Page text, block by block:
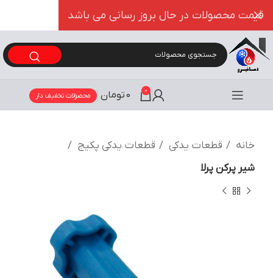
0
0تومان محصولات تخفیف دار
خانه قطعات یدکی
قطعات یدکی پکیج
شیر پرکن پرلا
قیمت محصولات در حال بروز رسانی می باشد